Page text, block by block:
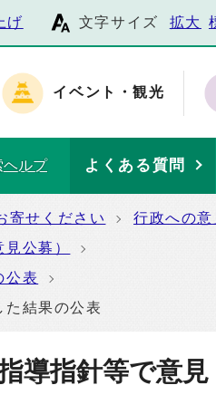
げ 文字サイズ 拡大
イベント・観光
ヘルプ よくある質問
寄せください
行政への意
公募）
公表
結果の公表
導指針等で意見